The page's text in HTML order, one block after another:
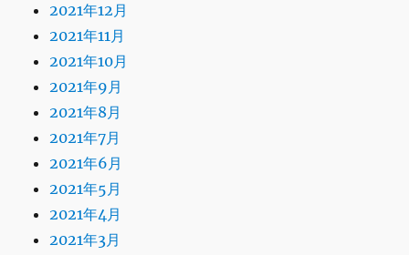
2021年12月
2021年11月
2021年10月
2021年9月
2021年8月
2021年7月
2021年6月
2021年5月
2021年4月
2021年3月